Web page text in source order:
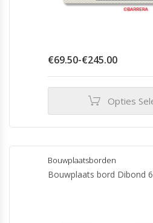
€69.50-€245.00
€245.00
Opties
heeft
meerdere
variaties.
Deze
Bouwplaatsborden
Bouwplaats bord Dibond